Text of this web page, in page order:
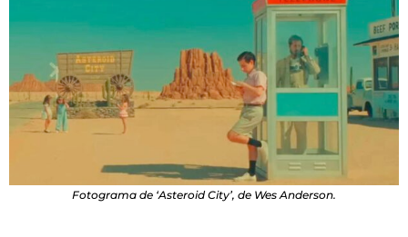
Fotograma de ‘Asteroid City’, de Wes Anderson.